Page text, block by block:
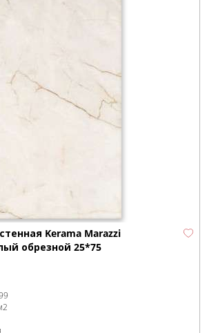
Kerama Marazzi
обрезной 25*75
2